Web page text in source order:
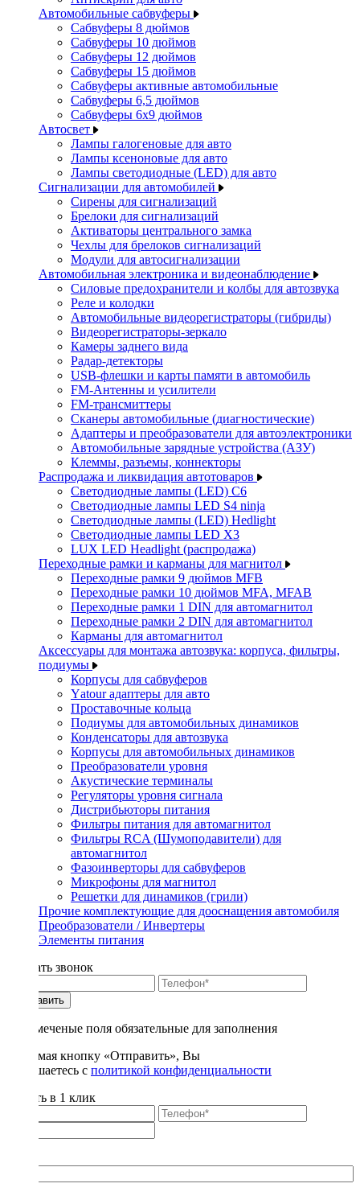
Автомобильные сабвуферы
Сабвуферы 8 дюймов
Сабвуферы 10 дюймов
Сабвуферы 12 дюймов
Сабвуферы 15 дюймов
Сабвуферы активные автомобильные
Сабвуферы 6,5 дюймов
Сабвуферы 6x9 дюймов
Автосвет
Лампы галогеновые для авто
Лампы ксеноновые для авто
Лампы светодиодные (LED) для авто
Сигнализации для автомобилей
Сирены для сигнализаций
Брелоки для сигнализаций
Активаторы центрального замка
Чехлы для брелоков сигнализаций
Модули для автосигнализации
Автомобильная электроника и видеонаблюдение
Силовые предохранители и колбы для автозвука
Реле и колодки
Автомобильные видеорегистраторы (гибриды)
Видеорегистраторы-зеркало
Камеры заднего вида
Радар-детекторы
USB-флешки и карты памяти в автомобиль
FM-Антенны и усилители
FM-трансмиттеры
Сканеры автомобильные (диагностические)
Адаптеры и преобразователи для автоэлектроники
Автомобильные зарядные устройства (АЗУ)
Клеммы, разъемы, коннекторы
Распродажа и ликвидация автотоваров
Светодиодные лампы (LED) C6
Светодиодные лампы LED S4 ninja
Светодиодные лампы (LED) Hedlight
Светодиодные лампы LED X3
LUX LED Headlight (распродажа)
Переходные рамки и карманы для магнитол
Переходные рамки 9 дюймов MFB
Переходные рамки 10 дюймов MFA, MFAB
Переходные рамки 1 DIN для автомагнитол
Переходные рамки 2 DIN для автомагнитол
Карманы для автомагнитол
Аксессуары для монтажа автозвука: корпуса, фильтры,
подиумы
Корпусы для сабвуферов
Yаtour адаптеры для авто
Проставочные кольца
Подиумы для автомобильных динамиков
Конденсаторы для автозвука
Корпусы для автомобильных динамиков
Преобразователи уровня
Акустические терминалы
Регуляторы уровня сигнала
Дистрибьюторы питания
Фильтры питания для автомагнитол
Фильтры RCA (Шумоподавители) для
автомагнитол
Фазоинверторы для сабвуферов
Микрофоны для магнитол
Решетки для динамиков (грили)
Прочие комплектующие для дооснащения автомобиля
Преобразователи / Инвертеры
Элементы питания
Заказать звонок
Отправить
* - отмеченые поля обязательные для заполнения
Нажимая кнопку «Отправить», Вы
соглашаетесь с политикой конфиденциальности
Купить в 1 клик